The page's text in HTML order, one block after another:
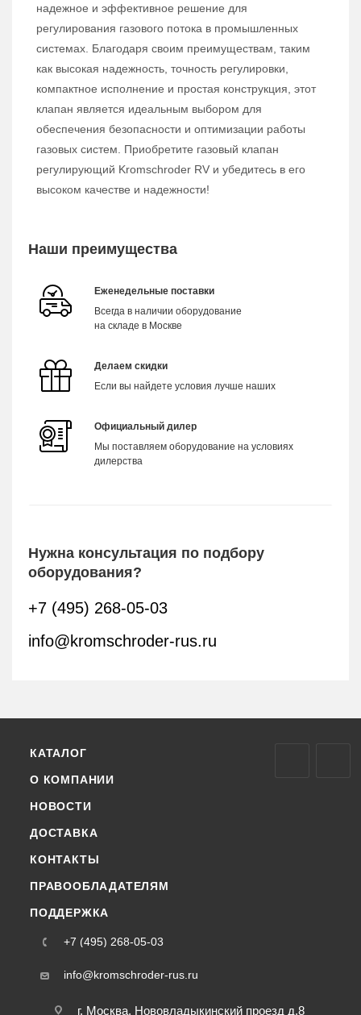
надежное и эффективное решение для
регулирования газового потока в промышленных
системах. Благодаря своим преимуществам, таким
как высокая надежность, точность регулировки,
компактное исполнение и простая конструкция, этот
клапан является идеальным выбором для
обеспечения безопасности и оптимизации работы
газовых систем. Приобретите газовый клапан
регулирующий Kromschroder RV и убедитесь в его
высоком качестве и надежности!
Наши преимущества
Еженедельные поставки
Всегда в наличии оборудование
на складе в Москве
Делаем скидки
Если вы найдете условия лучше наших
Официальный дилер
Мы поставляем оборудование на условиях
дилерства
Нужна консультация по подбору
оборудования?
+7 (495) 268-05-03
info@kromschroder-rus.ru
КАТАЛОГ
О КОМПАНИИ
НОВОСТИ
ДОСТАВКА
КОНТАКТЫ
ПРАВООБЛАДАТЕЛЯМ
ПОДДЕРЖКА
+7 (495) 268-05-03
info@kromschroder-rus.ru
г. Москва, Нововладыкинский проезд д.8